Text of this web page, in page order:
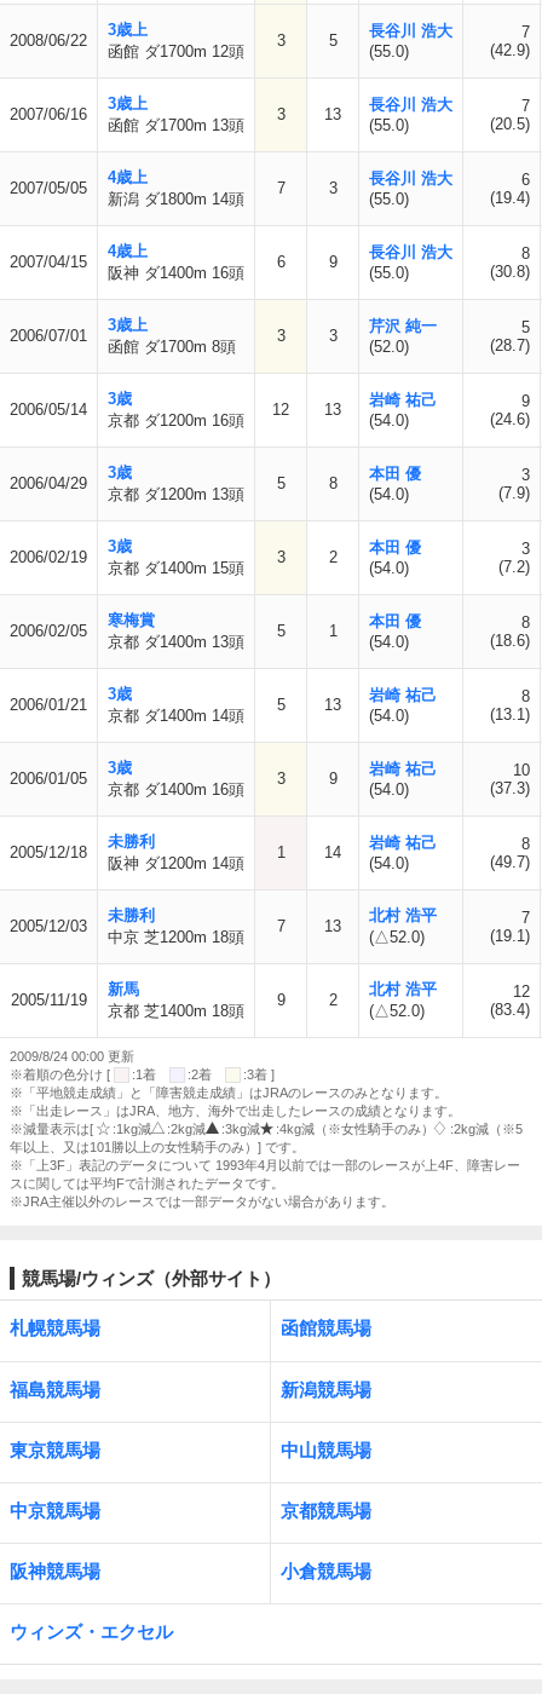
2008/06/22
3歳上
函館 ダ1700m 12頭
3 5
長谷川 浩大
(55.0)
7
(42.9)
2007/06/16
3歳上
函館 ダ1700m 13頭
3 13
長谷川 浩大
(55.0)
7
(20.5)
2007/05/05
4歳上
新潟 ダ1800m 14頭
7 3
長谷川 浩大
(55.0)
6
(19.4)
2007/04/15
4歳上
阪神 ダ1400m 16頭
6 9
長谷川 浩大
(55.0)
8
(30.8)
2006/07/01
3歳上
函館 ダ1700m 8頭
3 3
芹沢 純一
(52.0)
5
(28.7)
2006/05/14
3歳
京都 ダ1200m 16頭
12 13
岩崎 祐己
(54.0)
9
(24.6)
2006/04/29
3歳
京都 ダ1200m 13頭
5 8
本田 優
(54.0)
3
(7.9)
2006/02/19
3歳
京都 ダ1400m 15頭
3 2
本田 優
(54.0)
3
(7.2)
2006/02/05
寒梅賞
京都 ダ1400m 13頭
5 1
本田 優
(54.0)
8
(18.6)
2006/01/21
3歳
京都 ダ1400m 14頭
5 13
岩崎 祐己
(54.0)
8
(13.1)
2006/01/05
3歳
京都 ダ1400m 16頭
3 9
岩崎 祐己
(54.0)
10
(37.3)
2005/12/18
未勝利
阪神 ダ1200m 14頭
1 14
岩崎 祐己
(54.0)
8
(49.7)
2005/12/03
未勝利
中京 芝1200m 18頭
7 13
北村 浩平
(△52.0)
7
(19.1)
2005/11/19
新馬
京都 芝1400m 18頭
9 2
北村 浩平
(△52.0)
12
(83.4)
2009/8/24 00:00 更新
※着順の色分け [
:1着 :2着
:3着 ]
※「平地競走成績」と「障害競走成績」はJRAのレースのみとなります。
※「出走レース」はJRA、地方、海外で出走したレースの成績となります。
※減量表示は[
:1kg減 :2kg減 :3kg減 :4kg減（※女性騎手のみ）
:2kg減（※5
年以上、又は101勝以上の女性騎手のみ）] です。
※「上3F」表記のデータについて 1993年4月以前では一部のレースが上4F、障害レー
スに関しては平均Fで計測されたデータです。
※JRA主催以外のレースでは一部データがない場合があります。
競馬場/ウィンズ（外部サイト）
札幌競馬場 函館競馬場
福島競馬場 新潟競馬場
東京競馬場 中山競馬場
中京競馬場 京都競馬場
阪神競馬場 小倉競馬場
ウィンズ・エクセル